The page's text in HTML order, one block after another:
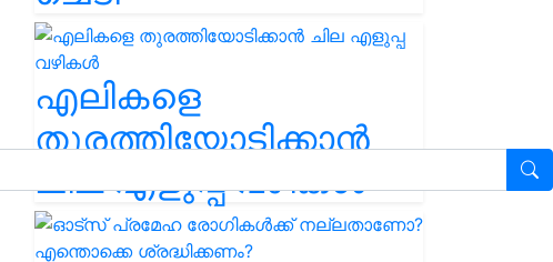
എലികളെ
തുരത്തിയോടിക്കാൻ
ചില എളുപ്പ വഴികൾ